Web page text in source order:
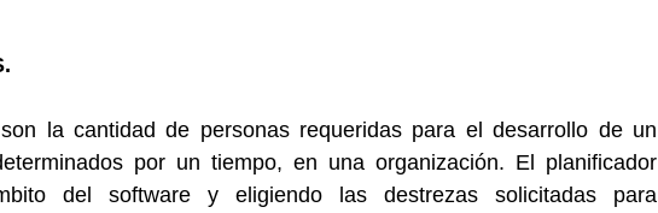
la cantidad de personas requeridas para el desarrollo de un
por un tiempo, en una organización. El planificador
del software y eligiendo las destrezas solicitadas para